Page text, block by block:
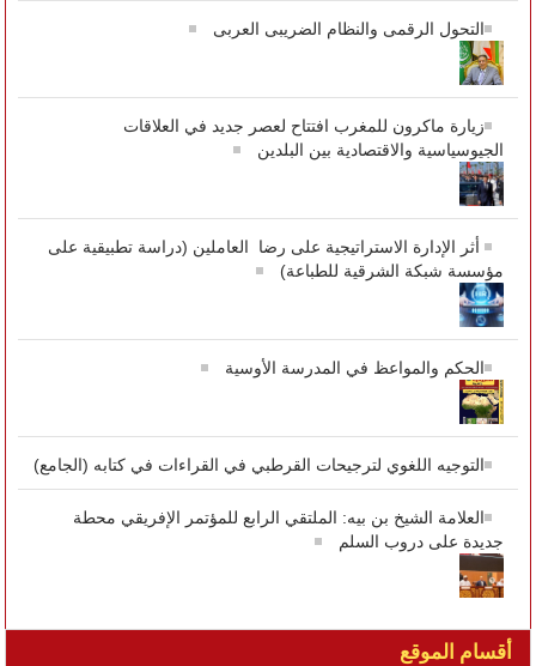
التحول الرقمى والنظام الضريبى العربى
زيارة ماكرون للمغرب افتتاح لعصر جديد في العلاقات
الجيوسياسية والاقتصادية بين البلدين
أثر الإدارة الاستراتيجية على رضا العاملين (دراسة تطبيقية على
مؤسسة شبكة الشرقية للطباعة)
الحكم والمواعظ في المدرسة الأوسية
التوجيه اللغوي لترجيحات القرطبي في القراءات في كتابه (الجامع)
العلامة الشيخ بن بيه: الملتقي الرابع للمؤتمر الإفريقي محطة
جديدة على دروب السلم
أقسام الموقع